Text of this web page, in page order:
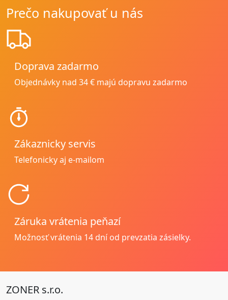
Prečo nakupovať u nás
Doprava zadarmo
Objednávky nad 34 € majú dopravu zadarmo
Zákaznicky servis
Telefonicky aj e-mailom
Záruka vrátenia peňazí
Možnosť vrátenia 14 dní od prevzatia zásielky.
ZONER s.r.o.